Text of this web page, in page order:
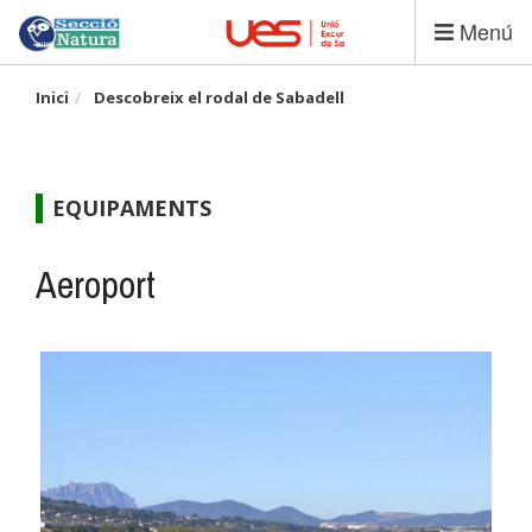
Vés
contingut
Menú
Inici Descobreix el rodal de Sabadell
EQUIPAMENTS
Aeroport